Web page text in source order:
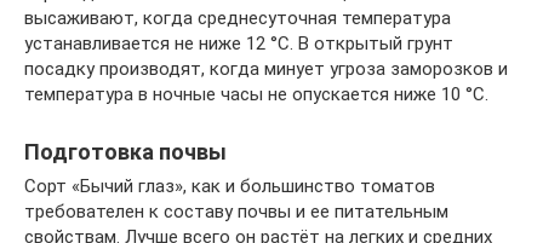
высаживают, когда среднесуточная температура
устанавливается не ниже 12 °С. В открытый грунт
посадку производят, когда минует угроза заморозков и
температура в ночные часы не опускается ниже 10 °С.
Подготовка почвы
Сорт «Бычий глаз», как и большинство томатов
требователен к составу почвы и ее питательным
свойствам. Лучше всего он растёт на легких и средних